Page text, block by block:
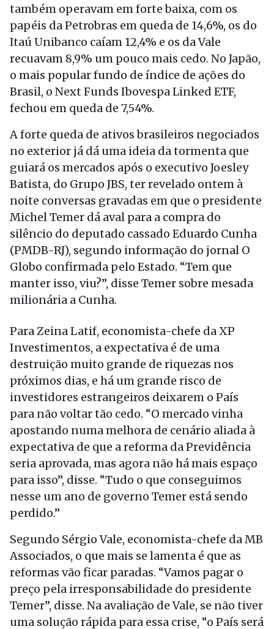
também operavam em forte baixa, com os
papéis da Petrobras em queda de 14,6%, os do
Itaú Unibanco caíam 12,4% e os da Vale
recuavam 8,9% um pouco mais cedo. No Japão,
o mais popular fundo de índice de ações do
Brasil, o Next Funds Ibovespa Linked ETF,
fechou em queda de 7,54%.
A forte queda de ativos brasileiros negociados
no exterior já dá uma ideia da tormenta que
guiará os mercados após o executivo Joesley
Batista, do Grupo JBS, ter revelado ontem à
noite conversas gravadas em que o presidente
Michel Temer dá aval para a compra do
silêncio do deputado cassado Eduardo Cunha
(PMDB-RJ), segundo informação do jornal O
Globo confirmada pelo Estado. “Tem que
manter isso, viu?”, disse Temer sobre mesada
milionária a Cunha.
Para Zeina Latif, economista-chefe da XP
Investimentos, a expectativa é de uma
destruição muito grande de riquezas nos
próximos dias, e há um grande risco de
investidores estrangeiros deixarem o País
para não voltar tão cedo. “O mercado vinha
apostando numa melhora de cenário aliada à
expectativa de que a reforma da Previdência
seria aprovada, mas agora não há mais espaço
para isso”, disse. “Tudo o que conseguimos
nesse um ano de governo Temer está sendo
perdido.”
Segundo Sérgio Vale, economista-chefe da MB
Associados, o que mais se lamenta é que as
reformas vão ficar paradas. “Vamos pagar o
preço pela irresponsabilidade do presidente
Temer”, disse. Na avaliação de Vale, se não tiver
uma solução rápida para essa crise, “o País será